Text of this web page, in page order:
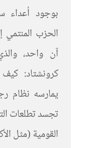
الحزب
آن واحد،
كرونشتاد:
يمارسه نظام
تجسد تطلعات
القومية (مثل